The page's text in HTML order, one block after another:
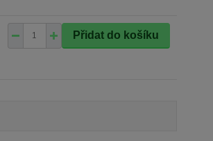
Přidat do košíku